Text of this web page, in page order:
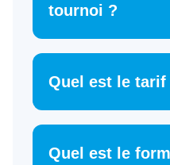
tournoi ?
Quel est le
Quel est le